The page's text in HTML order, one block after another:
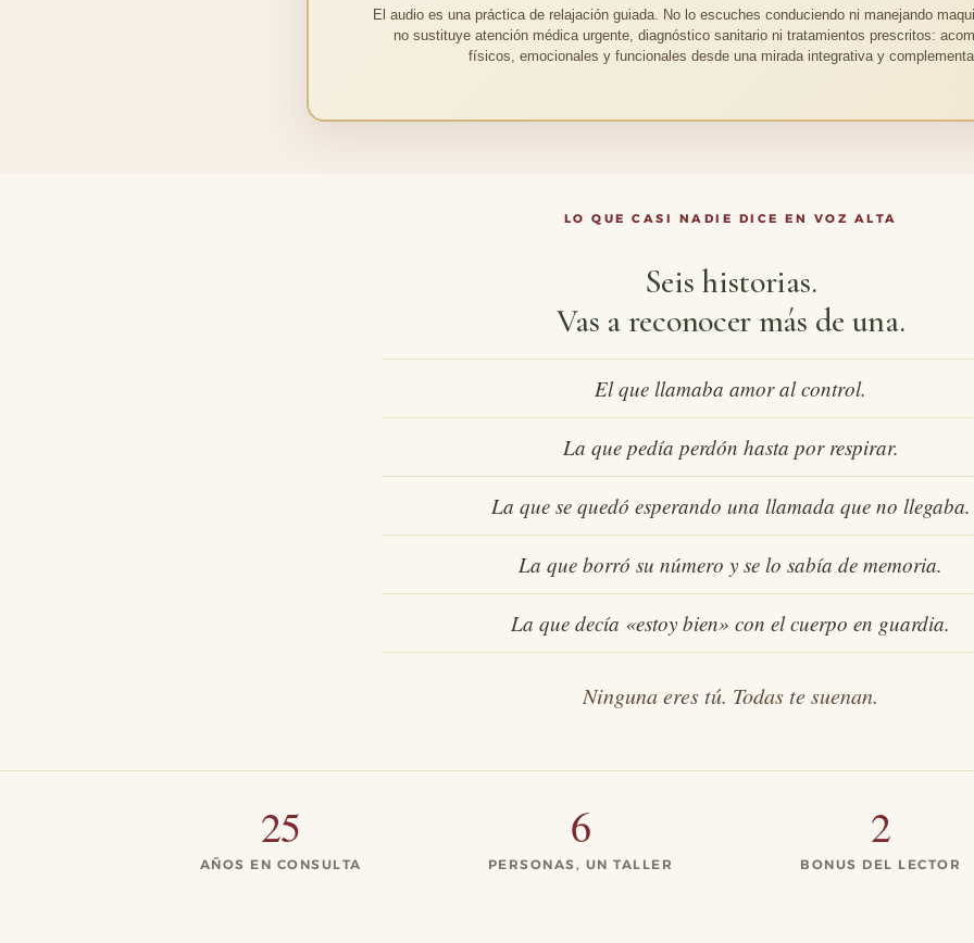
El audio es una práctica de relajación guiada. No lo escuches conduciendo ni manejando
no sustituye atención médica urgente, diagnóstico sanitario ni tratamientos prescritos:
físicos, emocionales y funcionales desde una mirada integrativa y
LO QUE CASI NADIE DICE EN VOZ ALTA
Seis historias.
Vas a reconocer más de una.
El que llamaba amor al control.
La que pedía perdón hasta por respirar.
La que se quedó esperando una llamada que no llegaba.
La que borró su número y se lo sabía de memoria.
La que decía «estoy bien» con el cuerpo en guardia.
Ninguna eres tú. Todas te suenan.
25
AÑOS EN CONSULTA
6
PERSONAS, UN TALLER
2
BONUS DEL LECTOR